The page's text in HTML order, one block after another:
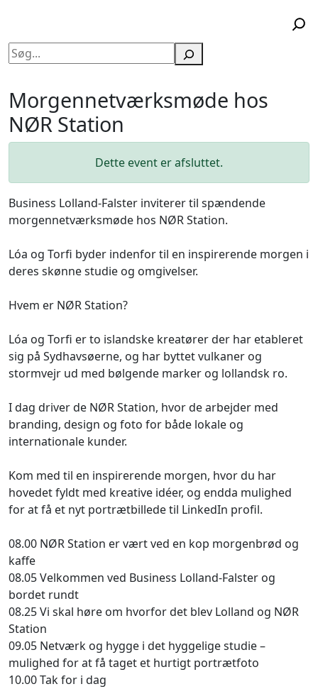
Søg
Morgennetværksmøde hos
NØR Station
Dette event er afsluttet.
Business Lolland-Falster inviterer til spændende
morgennetværksmøde hos NØR Station.
Lóa og Torfi byder indenfor til en inspirerende morgen i
deres skønne studie og omgivelser.
Hvem er NØR Station?
Lóa og Torfi er to islandske kreatører der har etableret
sig på Sydhavsøerne, og har byttet vulkaner og
stormvejr ud med bølgende marker og lollandsk ro.
I dag driver de NØR Station, hvor de arbejder med
branding, design og foto for både lokale og
internationale kunder.
Kom med til en inspirerende morgen, hvor du har
hovedet fyldt med kreative idéer, og endda mulighed
for at få et nyt portrætbillede til LinkedIn profil.
08.00 NØR Station er vært ved en kop morgenbrød og
kaffe
08.05 Velkommen ved Business Lolland-Falster og
bordet rundt
08.25 Vi skal høre om hvorfor det blev Lolland og NØR
Station
09.05 Netværk og hygge i det hyggelige studie –
mulighed for at få taget et hurtigt portrætfoto
10.00 Tak for i dag